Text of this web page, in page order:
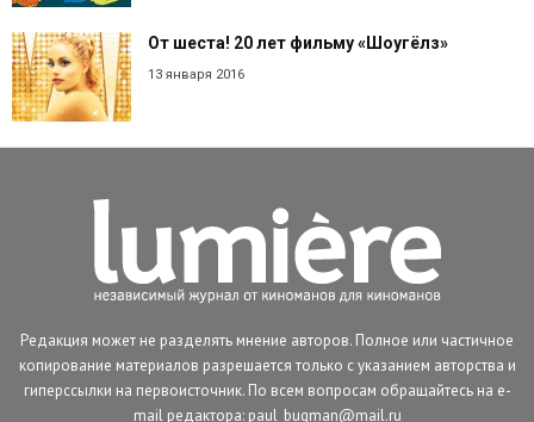
От шеста! 20 лет фильму «Шоугёлз»
13 января 2016
Редакция может не разделять мнение авторов. Полное или частичное
копирование материалов разрешается только с указанием авторства и
гиперссылки на первоисточник. По всем вопросам обращайтесь на e-
mail редактора: paul_bugman@mail.ru